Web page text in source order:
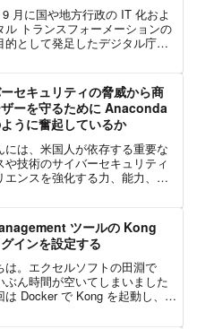
月に国や地方行政の IT 化およ
ル トランスフォーメーションの
的として発足したデジタル庁
ション) を大胆に推進し、デジ
セキュリティの脅威から商
ーを守るために Anaconda
うに奮起しているか
には、米国人が依存する重要な
や技術のサイバーセキュリティ
エンスを強化する力、能力、そ
れの役割を果たす必要がありま
イデン大統領...ツールの Kong
インを設定する
は。エクセルソフトの田淵で
ぶん時間が空いてしまいました
は Docker で Kong を起動し、基